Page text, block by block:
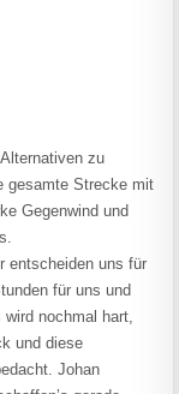
zu
gesamte Strecke mit
Gegenwind und
entscheiden uns für
für uns und
wird nochmal hart,
und diese
Johan